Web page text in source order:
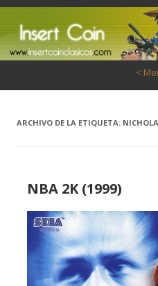
<
ARCHIVO DE LA ETIQUETA:
NBA 2K (1999)